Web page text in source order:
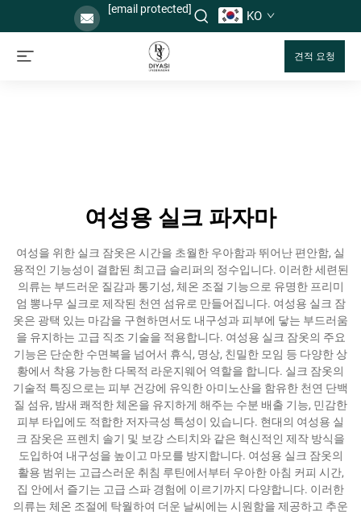
[email protected] KO
견적 요청
여성용 실크 파자마
여성을 위한 실크 잠옷은 시간을 초월한 우아함과 뛰어난 편안함, 실
용적인 기능성이 결합된 최고급 슬리퍼의 정수입니다. 이러한 세련된
의류는 부드러운 질감과 통기성, 체온 조절 기능으로 유명한 프리미
엄 뽕나무 실크로 제작된 천연 섬유로 만들어집니다. 여성용 실크 잠
옷은 광택 있는 마감을 구현하면서도 내구성과 피부에 닿는 부드러움
을 유지하는 고급 직조 기술을 적용합니다. 여성용 실크 잠옷의 주요
기능은 단순한 수면복을 넘어서 휴식, 명상, 친밀한 모임 등 다양한 상
황에서 착용 가능한 다목적 라운지웨어 역할을 합니다. 실크 잠옷의
기술적 특징으로는 피부 건강에 유익한 아미노산을 함유한 천연 단백
질 섬유, 밤새 쾌적한 체온을 유지하게 해주는 수분 배출 기능, 민감한
피부 타입에도 적합한 저자극성 특성이 있습니다. 현대의 여성용 실
크 잠옷은 프렌치 솔기 및 보강 스티치와 같은 혁신적인 제작 방식을
도입하여 내구성을 높이고 마모를 방지합니다. 여성용 실크 잠옷의
활용 범위는 고급스러운 취침 루틴에서부터 우아한 아침 커피 시간,
집 안에서 즐기는 고급 스파 경험에 이르기까지 다양합니다. 이러한
의류는 체온 조절에 탁월하여 더운 날씨에는 시원함을 제공하고 추운